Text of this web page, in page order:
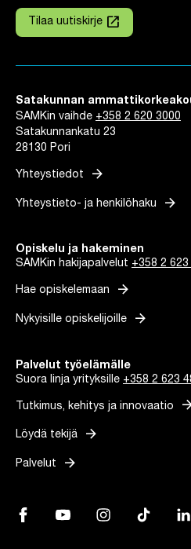
Tilaa uutiskirje
Linkki avautuu uuteen
launch
Satakunnan
SAMKin vaihde +358 2 620 3000
Satakunnankatu 23
28130 Pori
Yhteystiedot arrow_forward
Yhteystieto- ja henkilöhaku arrow_forward
Opiskelu ja hakeminen
SAMKin hakijapalvelut +358 2 623
Hae opiskelemaan arrow_forward
Nykyisille opiskelijoille arrow_forward
Palvelut työelämälle
Suora linja yrityksille +358 2 623
Tutkimus, kehitys ja innovaatio
Löydä tekijä arrow_forward
Palvelut arrow_forward
Facebook, Linkki avautuu uuteen
YouTube, Linkki avautuu
Instagram, Linkki
TikTok,